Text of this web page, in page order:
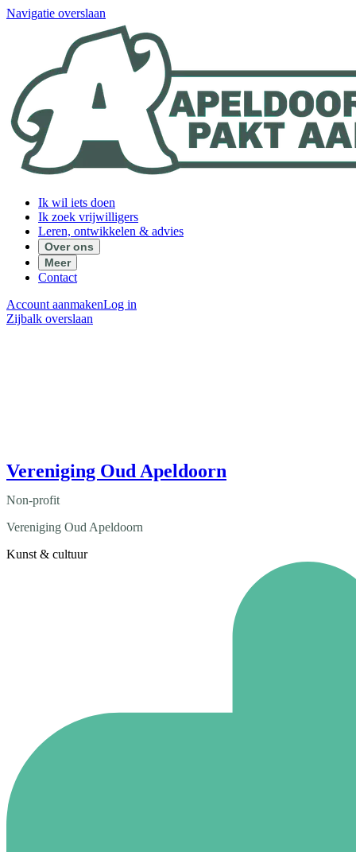
Navigatie overslaan
Ik wil iets doen
Ik zoek vrijwilligers
Leren, ontwikkelen & advies
Over ons
Meer
Contact
Account aanmakenLog in
Zijbalk overslaan
Vereniging Oud Apeldoorn
Non-profit
Vereniging Oud Apeldoorn
Kunst & cultuur